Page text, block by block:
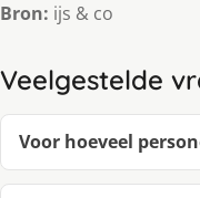
Bron: ijs & co
Veelgestelde
Voor hoeveel